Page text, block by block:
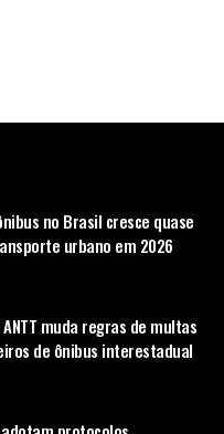
no Brasil cresce quase
urbano em 2026
muda regras de multas
de ônibus interestadual